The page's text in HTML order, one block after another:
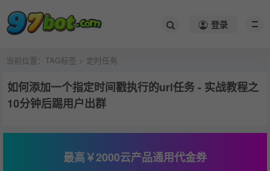
登录
当前位置： TAG标签 > 定时任务
如何添加一个指定时间戳执行的url任务 - 实战教程之
10分钟后踢用户出群
最高￥2000云产品通用代金券